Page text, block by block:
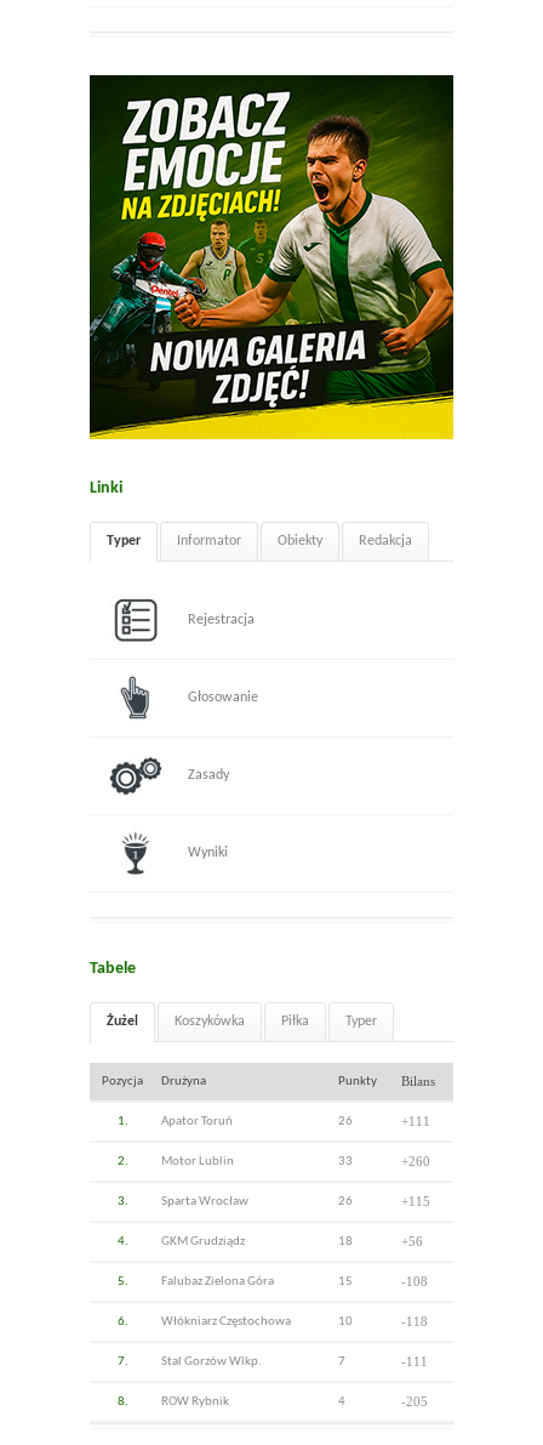
Linki
Typer Informator Obiekty Redakcja
Rejestracja
Głosowanie
Zasady
Wyniki
Tabele
Żużel Koszykówka Piłka Typer
Pozycja Drużyna Punkty Bilans
1. Apator Toruń 26 +111
2. Motor Lublin 33 +260
3. Sparta Wrocław 26 +115
4. GKM Grudziądz 18 +56
5. Falubaz Zielona Góra 15 -108
6. Włókniarz Częstochowa 10 -118
7. Stal Gorzów Wlkp. 7 -111
8. ROW Rybnik 4 -205